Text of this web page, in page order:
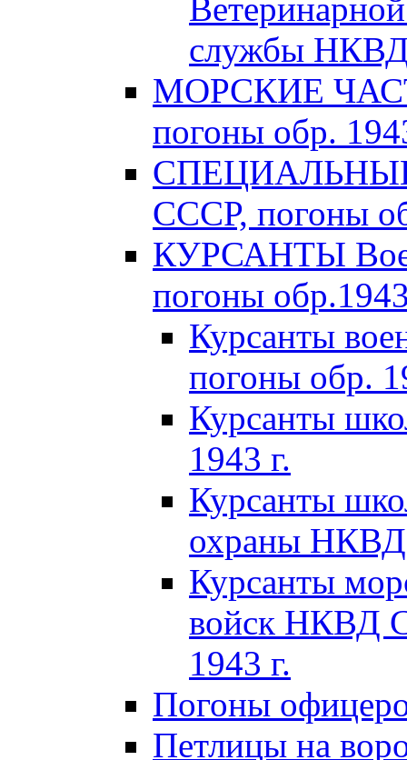
службы НКВД
МОРСКИЕ
погоны обр.
СПЕЦИАЛЬНЫЕ
СССР, погоны
КУРСАНТЫ
погоны
Курсанты
погоны обр.
Курсанты
1943 г.
Курсанты
охраны НКВД
Курсанты
войск НКВД
1943 г.
Погоны
Петлицы на